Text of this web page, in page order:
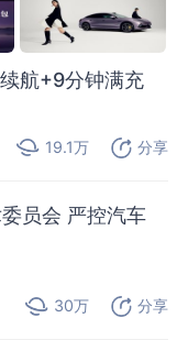
航+9分钟满充
19.1万 分享
员会 严控汽车
30万 分享